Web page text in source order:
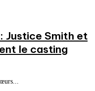
Justice Smith et
le casting